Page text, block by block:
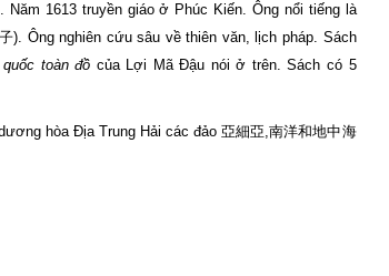
1613 truyền giáo ở Phúc Kiến. Ông nổi tiếng là
). Ông nghiên cứu sâu về thiên văn, lịch pháp. Sách
toàn đồ của Lợi Mã Đậu nói ở trên. Sách có 5
hòa Địa Trung Hải các đảo 亞細亞,南洋和地中海